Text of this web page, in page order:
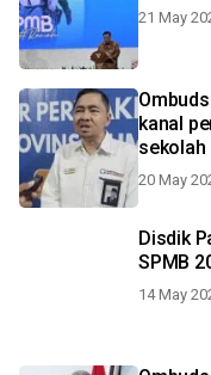
21 May
kanal
sekolah
20 May
Disdik
SPMB
14 May